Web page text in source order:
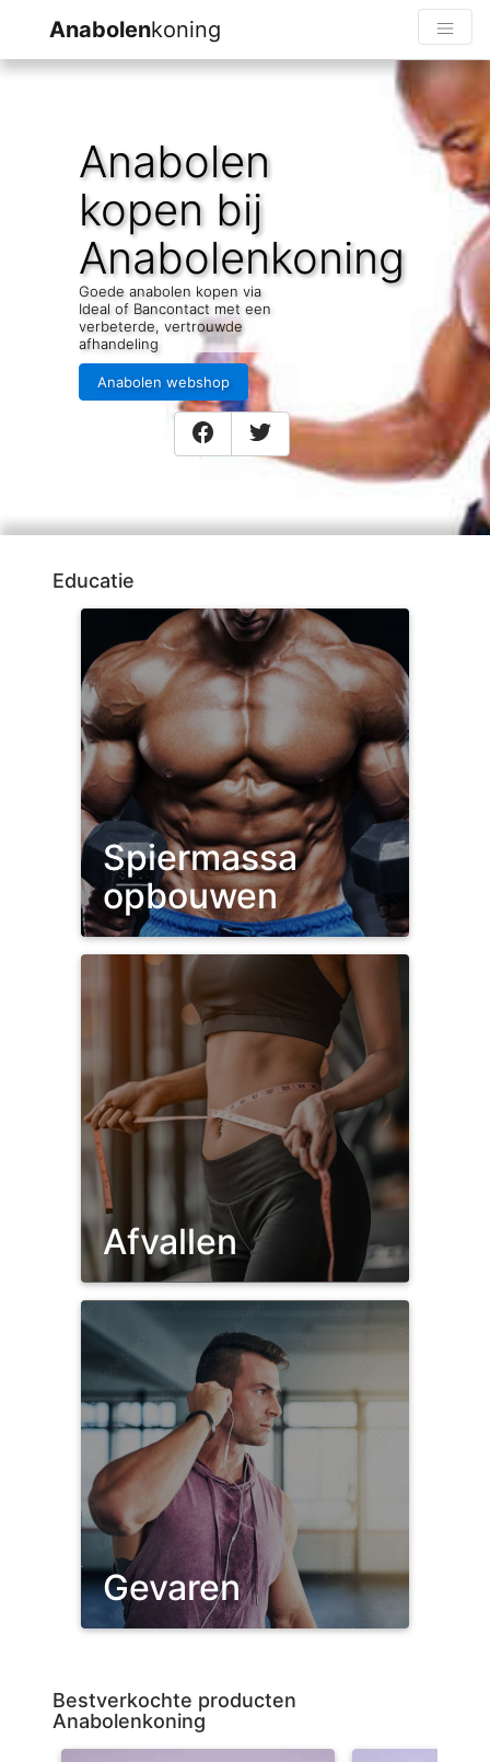
Anabolenkoning
Anabolen
kopen bij
Anabolenkoning
Goede anabolen kopen via
Ideal of Bancontact met een
verbeterde, vertrouwde
afhandeling
Anabolen webshop
Educatie
Spiermassa
opbouwen
Afvallen
Gevaren
Bestverkochte producten
Anabolenkoning